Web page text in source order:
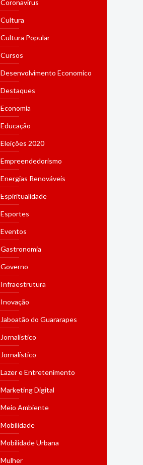
Coronavírus
Cultura
Cultura Popular
Cursos
Desenvolvimento Economico
Destaques
Economia
Educação
Eleições 2020
Empreendedorismo
Energias Renováveis
Espiritualidade
Esportes
Eventos
Gastronomia
Governo
Infraestrutura
Inovação
Jaboatão do Guararapes
Jornalístico
Jornalístico
Lazer e Entretenimento
Marketing Digital
Meio Ambiente
Mobilidade
Mobilidade Urbana
Mulher